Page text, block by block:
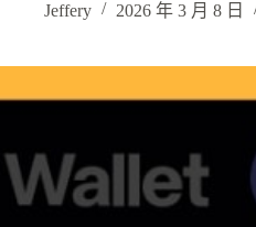
Jeffery 2026 年 3 月 8 日